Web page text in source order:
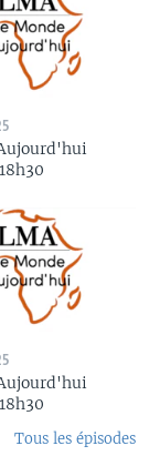
Tous les épisodes